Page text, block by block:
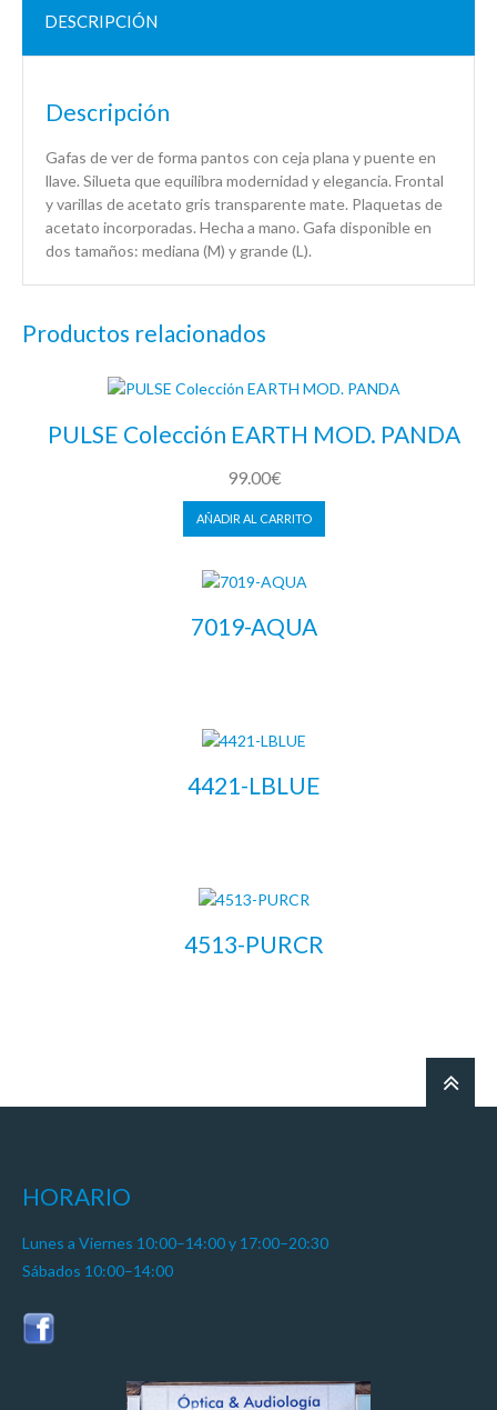
DESCRIPCIÓN
Descripción
Gafas de ver de forma pantos con ceja plana y puente en
llave. Silueta que equilibra modernidad y elegancia. Frontal
y varillas de acetato gris transparente mate. Plaquetas de
acetato incorporadas. Hecha a mano. Gafa disponible en
dos tamaños: mediana (M) y grande (L).
Productos relacionados
PULSE Colección EARTH MOD. PANDA
99.00€
AÑADIR AL CARRITO
7019-AQUA
4421-LBLUE
4513-PURCR
HORARIO
Lunes a Viernes 10:00–14:00 y 17:00–20:30
Sábados 10:00–14:00